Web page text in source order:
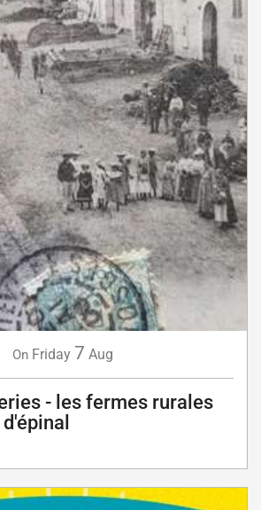
On Friday 7 Aug
- les fermes rurales